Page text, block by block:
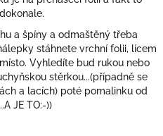
a špíny a odmaštěný třeba
stáhnete vrchní folii, lícem
Vyhledíte bud rukou nebo
stěrkou...(případně se
a lacích) poté pomalinku od
JE TO:-))